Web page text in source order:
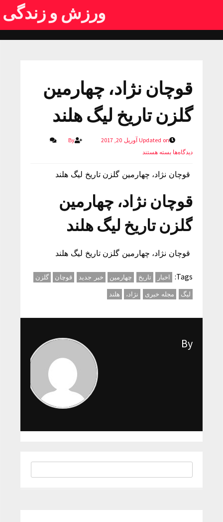
ورزش و زندگی
قوچان نژاد، چهارمین
گلزن تاریخ لیگ هلند
Updated on آوریل 20, 2017
By
دیدگاه‌هابسته هستند
قوچان نژاد، چهارمین گلزن تاریخ لیگ هلند
قوچان نژاد، چهارمین
گلزن تاریخ لیگ هلند
قوچان نژاد، چهارمین گلزن تاریخ لیگ هلند
Tags: اخبار تاریخ چهارمین خبر جدید قوچان
گلزن
لیگ
مجله خبری نژاد، هلند
By